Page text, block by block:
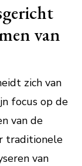
van
zich van
focus op de
van de
traditionele
van